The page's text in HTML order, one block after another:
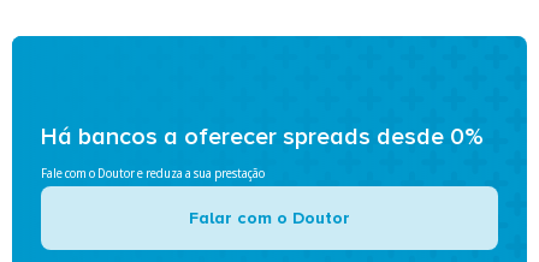
Há bancos a oferecer spreads desde 0%
Fale com o Doutor e reduza a sua prestação
Falar com o Doutor